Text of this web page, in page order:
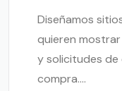
Diseñamos
quieren
y solicitudes
compra....